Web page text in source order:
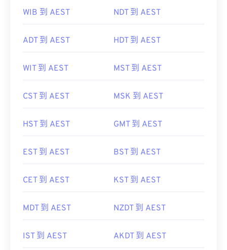
WIB 到 AEST NDT 到 AEST
ADT 到 AEST HDT 到 AEST
WIT 到 AEST MST 到 AEST
CST 到 AEST MSK 到 AEST
HST 到 AEST GMT 到 AEST
EST 到 AEST BST 到 AEST
CET 到 AEST KST 到 AEST
MDT 到 AEST NZDT 到 AEST
IST 到 AEST AKDT 到 AEST